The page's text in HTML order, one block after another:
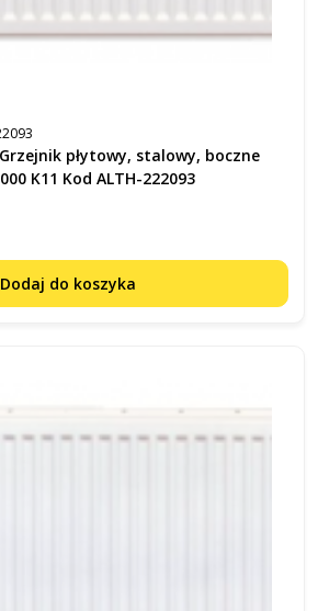
Grzejnik płytowy, stalowy, boczne
K11 Kod ALTH-222093
Dodaj do koszyka